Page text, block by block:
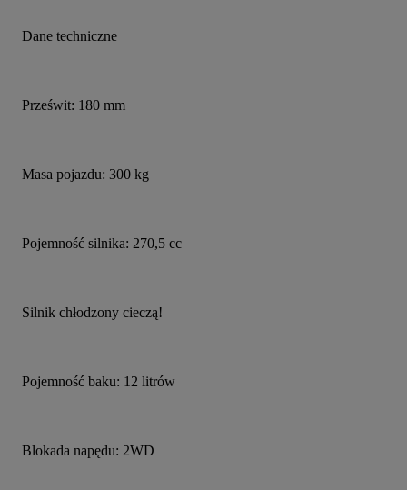
Dane techniczne
Prześwit: 180 mm
Masa pojazdu: 300 kg
Pojemność silnika: 270,5 cc
Silnik chłodzony cieczą!
Pojemność baku: 12 litrów
Blokada napędu: 2WD